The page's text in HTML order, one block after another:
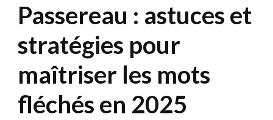
Passereau : astuces et
stratégies pour
maîtriser les mots
fléchés en 2025